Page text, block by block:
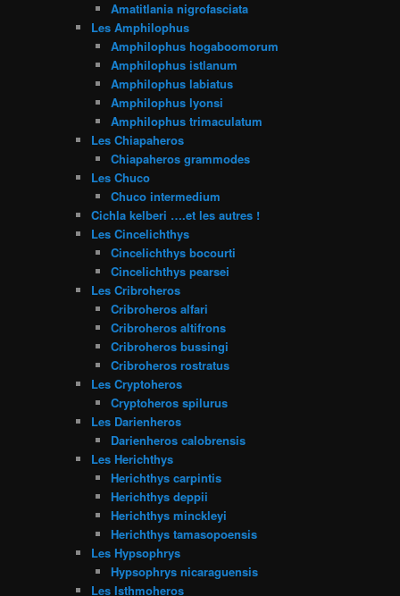
Amatitlania nigrofasciata
Les Amphilophus
Amphilophus hogaboomorum
Amphilophus istlanum
Amphilophus labiatus
Amphilophus lyonsi
Amphilophus trimaculatum
Les Chiapaheros
Chiapaheros grammodes
Les Chuco
Chuco intermedium
Cichla kelberi ….et les autres !
Les Cincelichthys
Cincelichthys bocourti
Cincelichthys pearsei
Les Cribroheros
Cribroheros alfari
Cribroheros altifrons
Cribroheros bussingi
Cribroheros rostratus
Les Cryptoheros
Cryptoheros spilurus
Les Darienheros
Darienheros calobrensis
Les Herichthys
Herichthys carpintis
Herichthys deppii
Herichthys minckleyi
Herichthys tamasopoensis
Les Hypsophrys
Hypsophrys nicaraguensis
Les Isthmoheros